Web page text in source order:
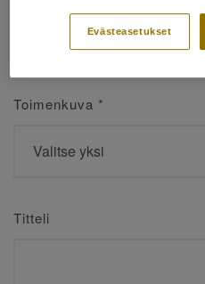
Toimenkuva *
Titteli
Evästeasetukset